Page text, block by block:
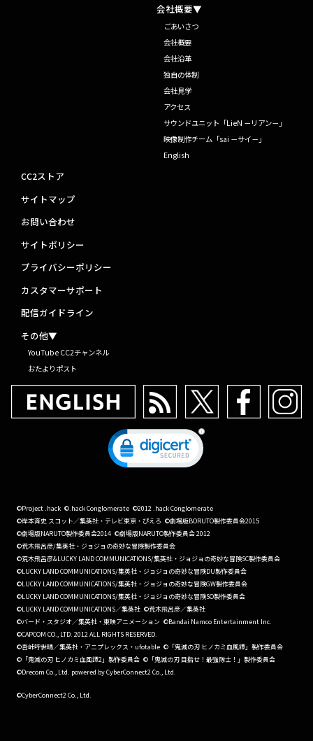
会社概要▼
ごあいさつ
会社概要
会社沿革
独自の体制
会社見学
アクセス
サウンドユニット「LieN －リアン－」
映像制作チーム「sai －サイ－」
English
CC2ストア
サイトマップ
お問い合わせ
サイトポリシー
プライバシーポリシー
カスタマーサポート
配信ガイドライン
その他▼
YouTube CC2チャンネル
おたよりポスト
©Project .hack ©.hack Conglomerate ©2012 .hack Conglomerate
©岸本斉史 スコット／集英社・テレビ東京・ぴえろ ©劇場版BORUTO製作委員会2015
©劇場版NARUTO製作委員会2014 ©劇場版NARUTO製作委員会 2012
©荒木飛呂彦/集英社・ジョジョの奇妙な冒険製作委員会
©荒木飛呂彦&LUCKY LAND COMMUNICATIONS/集英社・ジョジョの奇妙な冒険SC製作委員会
©LUCKY LAND COMMUNICATIONS/集英社・ジョジョの奇妙な冒険DU製作委員会
©LUCKY LAND COMMUNICATIONS/集英社・ジョジョの奇妙な冒険GW製作委員会
©LUCKY LAND COMMUNICATIONS/集英社・ジョジョの奇妙な冒険SO製作委員会
©LUCKY LAND COMMUNICATIONS／集英社 ©荒木飛呂彦／集英社
©バード・スタジオ／集英社・東映アニメーション ©Bandai Namco Entertainment Inc.
©CAPCOM CO., LTD. 2012 ALL RIGHTS RESERVED.
©吾峠呼世晴／集英社・アニプレックス・ufotable ©「鬼滅の刃 ヒノカミ血風譚」製作委員会
©「鬼滅の刃 ヒノカミ血風譚2」製作委員会 ©「鬼滅の刃 目指せ！最強隊士！」製作委員会
©Drecom Co., Ltd. powered by CyberConnect2 Co., Ltd.
©CyberConnect2 Co., Ltd.